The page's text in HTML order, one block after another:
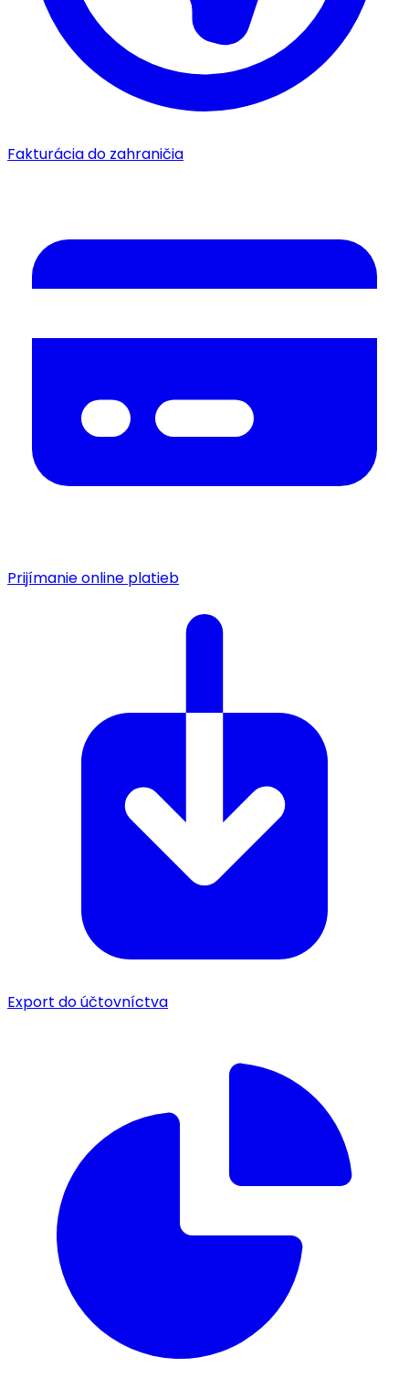
Fakturácia do zahraničia
Prijímanie online platieb
Export do účtovníctva